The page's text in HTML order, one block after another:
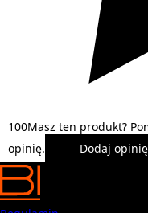
100Masz ten produkt?
opinię.
Dodaj opinię